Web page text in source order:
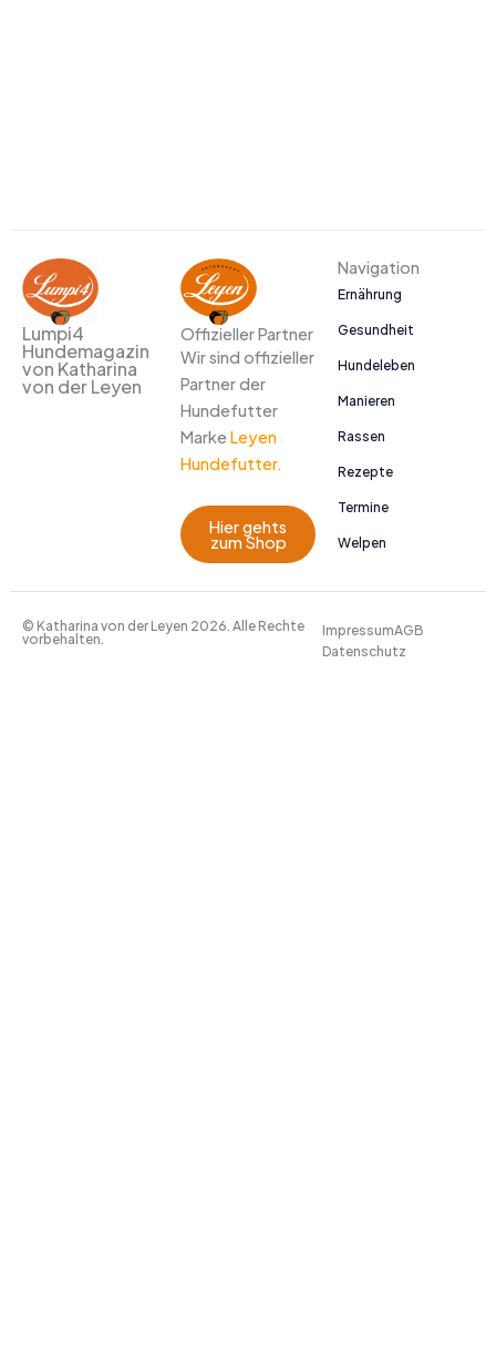
Lumpi4
Hundemagazin
von Katharina
von der Leyen
Offizieller Partner
Wir sind offizieller
Partner der
Hundefutter
Marke Leyen
Hundefutter.
Hier gehts
zum Shop
Navigation
Ernährung
Gesundheit
Hundeleben
Manieren
Rassen
Rezepte
Termine
Welpen
© Katharina von der Leyen 2026. Alle Rechte
vorbehalten.
ImpressumAGB
Datenschutz